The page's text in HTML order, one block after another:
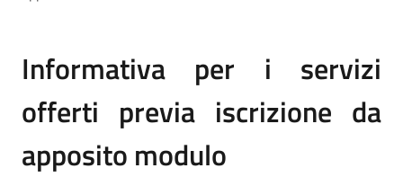
Informativa per i servizi
offerti previa iscrizione da
apposito modulo